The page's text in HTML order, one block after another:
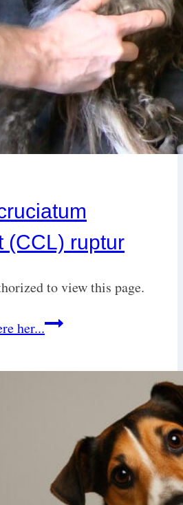
(CCL) ruptur
to view this page.
her...Cranial
ligament